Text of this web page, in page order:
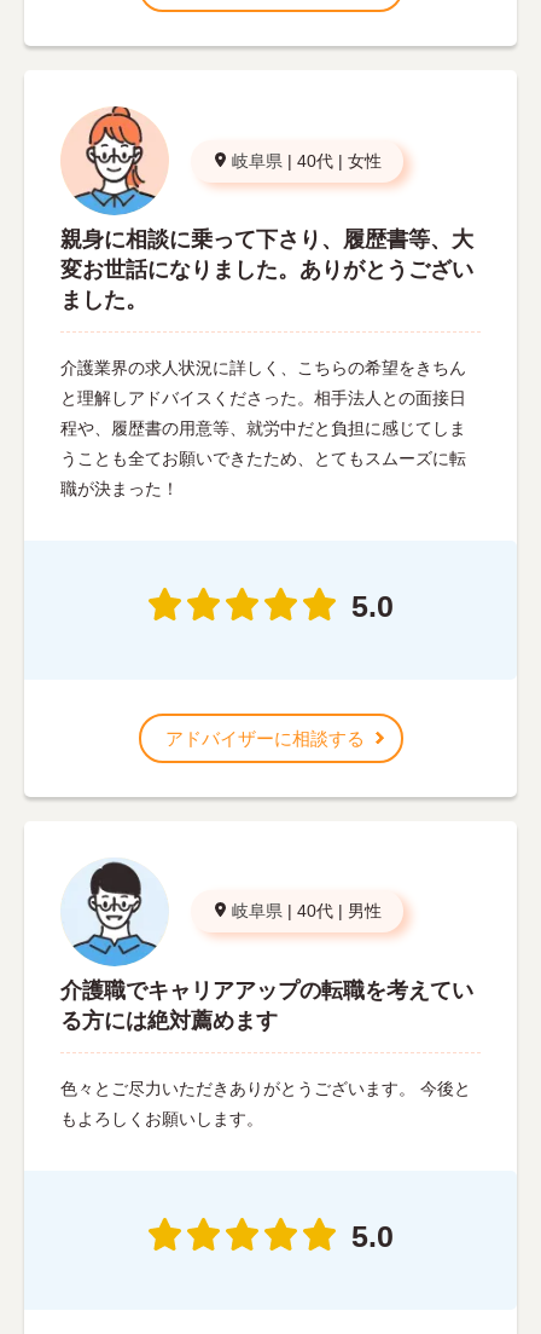
岐阜県 | 40代 | 女性
親身に相談に乗って下さり、履歴書等、大
変お世話になりました。ありがとうござい
ました。
介護業界の求人状況に詳しく、こちらの希望をきちん
と理解しアドバイスくださった。相手法人との面接日
程や、履歴書の用意等、就労中だと負担に感じてしま
うことも全てお願いできたため、とてもスムーズに転
職が決まった！
5.0
アドバイザーに相談する
岐阜県 | 40代 | 男性
介護職でキャリアアップの転職を考えてい
る方には絶対薦めます
色々とご尽力いただきありがとうございます。 今後と
もよろしくお願いします。
5.0